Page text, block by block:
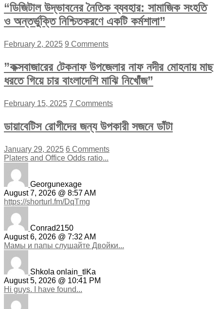
“ডিজিটাল উদ্ভাবনের নৈতিক ব্যবহার: সামাজিক সংহতি
ও অন্তর্ভুক্তি নিশ্চিতকরণে একটি কর্মশালা”
February 2, 2025 9 Comments
”কক্সবাজারের টেকনাফ উপজেলার নাফ নদীর মোহনায় মাছ
ধরতে গিয়ে চার বাংলাদেশি মাঝি নিখোঁজ”
February 15, 2025 7 Comments
ডায়াবেটিস রোগীদের জন্য উপকারী সজনে ডাঁটা
January 29, 2025 6 Comments
Platers and Office Odds ratio...
Georgunexage
August 7, 2026 @ 8:57 AM
https://shorturl.fm/DqTmg
Conrad2150
August 6, 2026 @ 7:32 AM
Мамы и папы слушайте Двойки...
Shkola onlain_tlKa
August 5, 2026 @ 10:41 PM
Hi guys. I have found...